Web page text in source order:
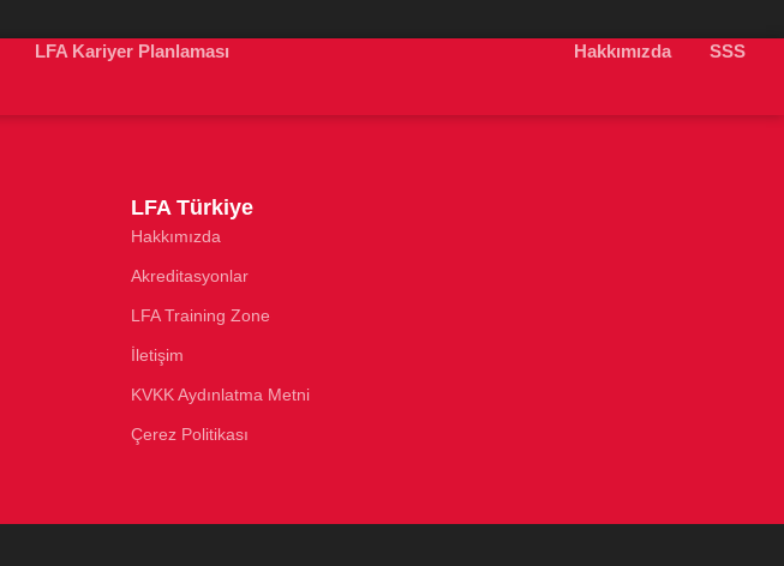
LFA Kariyer Planlaması Hakkımızda SSS
LFA Türkiye
Hakkımızda
Akreditasyonlar
LFA Training Zone
İletişim
KVKK Aydınlatma Metni
Çerez Politikası